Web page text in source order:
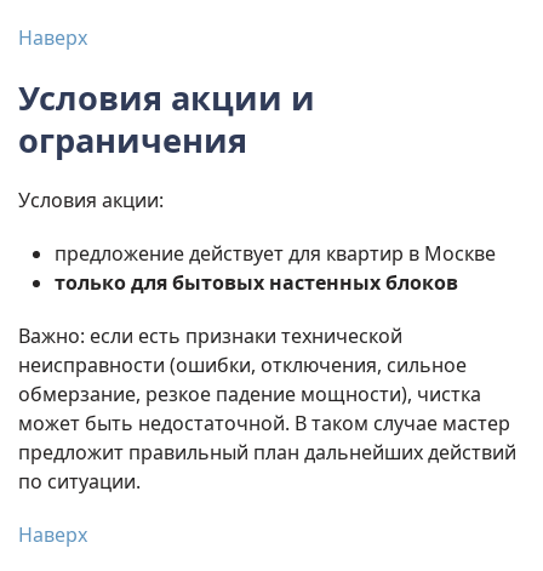
Наверх
Условия акции и
ограничения
Условия акции:
предложение действует для квартир в Москве
только для бытовых настенных блоков
Важно: если есть признаки технической
неисправности (ошибки, отключения, сильное
обмерзание, резкое падение мощности), чистка
может быть недостаточной. В таком случае мастер
предложит правильный план дальнейших действий
по ситуации.
Наверх